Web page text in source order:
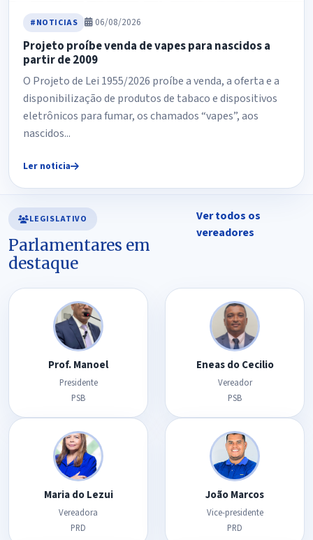
#NOTICIAS 06/08/2026
Projeto proíbe venda de vapes para nascidos a
partir de 2009
O Projeto de Lei 1955/2026 proíbe a venda, a oferta e a
disponibilização de produtos de tabaco e dispositivos
eletrônicos para fumar, os chamados “vapes”, aos
nascidos...
Ler noticia
LEGISLATIVO
Parlamentares em
destaque
Ver todos os
vereadores
Prof. Manoel
Presidente
PSB
Eneas do Cecilio
Vereador
PSB
Maria do Lezui
Vereadora
PRD
João Marcos
Vice-presidente
PRD